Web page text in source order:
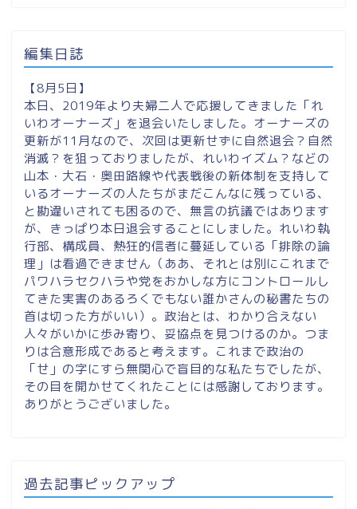
編集日誌
【8月5日】
本日、2019年より夫婦二人で応援してきました「れ
いわオーナーズ」を退会いたしました。オーナーズの
更新が11月なので、次回は更新せずに自然退会？自然
消滅？を狙っておりましたが、れいわイズム？などの
山本・大石・奥田路線や代表戦後の新体制を支持して
いるオーナーズの人たちがまだこんなに残っている、
と勘違いされても困るので、無言の抗議ではあります
が、きっぱり本日退会することにしました。れいわ執
行部、構成員、熱狂的信者に蔓延している「排除の論
理」は看過できません（ああ、それとは別にこれまで
パワハラセクハラや党をおかしな方にコントロールし
てきた実害のあるろくでもない誰かさんの秘書たちの
首は切った方がいい）。政治とは、わかり合えない
人々がいかに歩み寄り、妥協点を見つけるのか。つま
りは合意形成であると考えます。これまで政治の
「せ」の字にすら無関心で盲目的な私たちでしたが、
その目を開かせてくれたことには感謝しております。
ありがとうございました。
過去記事ピックアップ